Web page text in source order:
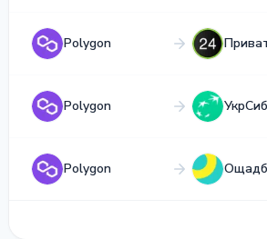
Polygon
Polygon
Polygon